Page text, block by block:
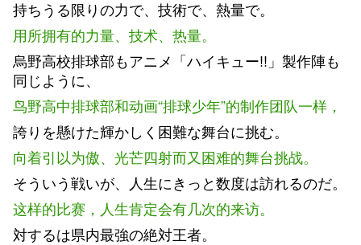
持ちうる限りの力で、技術で、熱量で。
用所拥有的力量、技术、热量。
烏野高校排球部もアニメ「ハイキュー!!」製作陣も
同じように、
鸟野高中排球部和动画“排球少年”的制作团队一样，
誇りを懸けた輝かしく困難な舞台に挑む。
向着引以为傲、光芒四射而又困难的舞台挑战。
そういう戦いが、人生にきっと数度は訪れるのだ。
这样的比赛，人生肯定会有几次的来访。
対するは県内最強の絶対王者。